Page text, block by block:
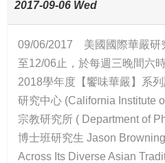
2017-09-06 Wed
09/06/2017 美國國際華嚴研
至12/06止，於每週三晚間六
2018學年度【饗味華嚴】系
研究中心 (California Institute
宗教研究所 ( Department of
博士班研究生 Jason
Across Its Diverse Asian